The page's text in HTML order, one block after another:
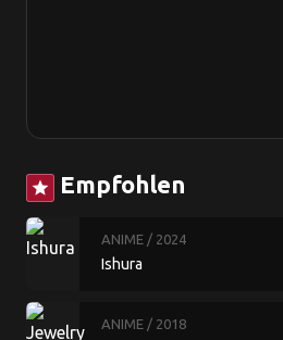
star Empfohlen
ANIME / 2024
Ishura
ANIME / 2018